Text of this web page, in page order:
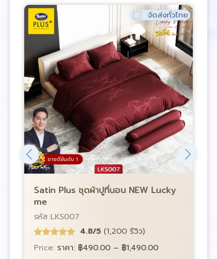
ขายดีอันดับ 1
จัดส่งทั่วไทย
Satin Plus ชุดผ้าปูที่นอน NEW Lucky
me
รหัส LKS007
4.8/5 (1,200 รีวิว)
Price: ราคา: ฿490.00 – ฿1,490.00